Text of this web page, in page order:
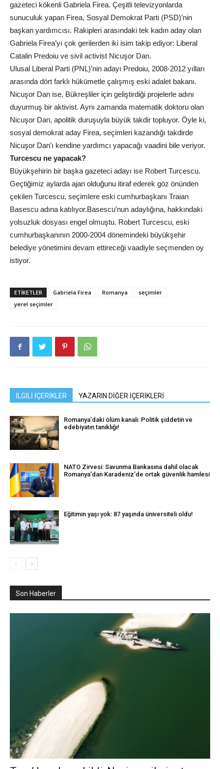
gazeteci kökenli Gabriela Firea. Çeşitli televizyonlarda
sunuculuk yapan Firea, Sosyal Demokrat Parti (PSD)’nin
başkan yardımcısı. Rakipleri arasındaki tek kadın aday olan
Gabriela Firea’yı çok gerilerden iki isim takip ediyor: Liberal
Catalin Predoiu ve sivil activist Nicuşor Dan.
Ulusal Liberal Parti (PNL)’nin adayı Predoiu, 2008-2012 yılları
arasında dört farklı hükümetle çalışmış eski adalet bakanı.
Nicuşor Dan ise, Bükreşliler için geliştirdiği projelerle adını
duyurmuş bir aktivist. Aynı zamanda matematik doktoru olan
Nicuşor Dan, apolitik duruşuyla büyük takdir topluyor. Öyle ki,
sosyal demokrat aday Firea, seçimleri kazandığı takdirde
Nicuşor Dan’ı kendine yardımcı yapacağı vaadini bile veriyor.
Turcescu ne yapacak?
Büyükşehirin bir başka gazeteci adayı ise Robert Turcescu.
Geçtiğimiz aylarda ajan olduğunu itiraf ederek göz önünden
çekilen Turcescu, seçimlere eski cumhurbaşkanı Traian
Basescu adına katılıyor.Basescu’nun adaylığına, hakkındaki
yolsuzluk dosyası engel olmuştu. Robert Turcescu, eski
cumhurbaşkanının 2000-2004 dönemindeki büyükşehir
belediye yönetimini devam ettireceği vaadiyle seçmenden oy
istiyor.
ETIKETLER Gabriela Firea Romanya
seçimler
yerel seçimler
İLGİLİ İÇERİKLER YAZARIN DİĞER İÇERİKLERİ
Romanya’daki ölüm kanalı: Politik şiddetin ve
edebiyatın tanıklığı!
NATO Zirvesi: Savunma Bankasına dahil olacak
Romanya’dan Karadeniz’de ortak güvenlik hamlesi
Eğitimin yaşı yok: 87 yaşında üniversiteli oldu!
Son Haberler